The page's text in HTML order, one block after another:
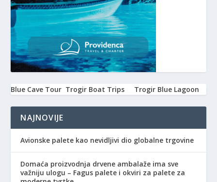
Blue Cave Tour Trogir Boat Trips Trogir Blue Lagoon
NAJNOVIJE
Avionske palete kao nevidljivi dio globalne trgovine
Domaća proizvodnja drvene ambalaže ima sve
važniju ulogu – Fagus palete i okviri za palete za